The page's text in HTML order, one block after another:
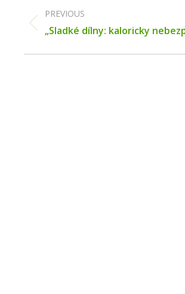
navigation
PREVIOUS
Previous
„Sladké dílny: kaloricky